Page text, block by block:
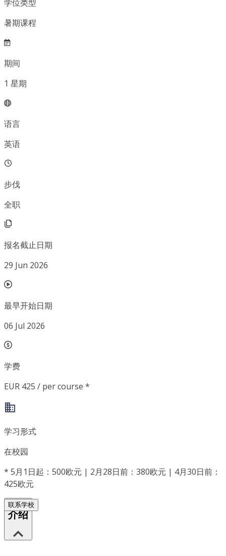
学位类型
暑期课程
期间
1 星期
语言
英语
步伐
全职
报名截止日期
29 Jun 2026
最早开始日期
06 Jul 2026
学费
EUR 425 / per course *
学习形式
在校园
* 5月1日起：500欧元 | 2月28日前：380欧元 | 4月30日前：
425欧元
联系学校
介绍